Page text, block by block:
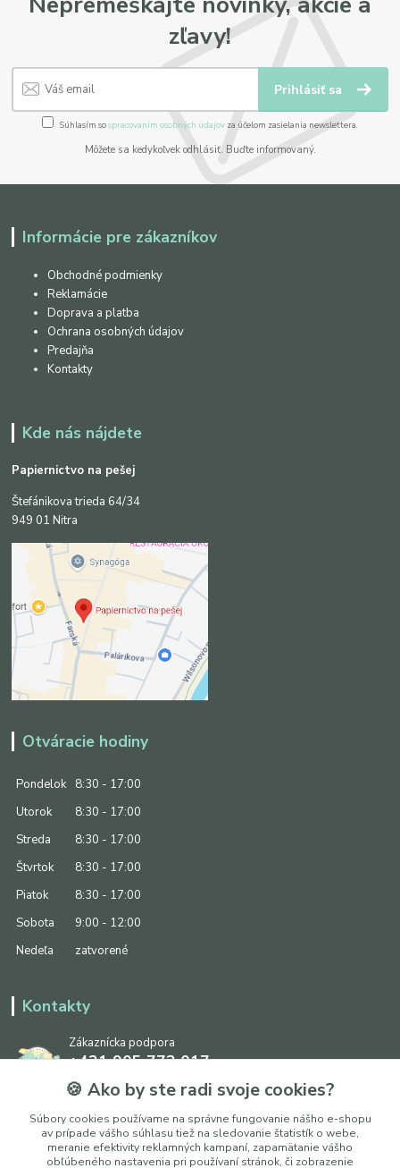
zľavy!
Prihlásiť sa
Súhlasím sospracovaním osobných údajov za účelom zasielania newslettera.
Môžete sa kedykoľvek odhlásiť. Buďte informovaný.
Informácie pre zákazníkov
Obchodné podmienky
Reklamácie
Doprava a platba
Ochrana osobných údajov
Predajňa
Kontakty
Kde nás nájdete
Papiernictvo na pešej
Štefánikova trieda 64/34
949 01 Nitra
Otváracie hodiny
Pondelok
8:30 - 17:00
Utorok
8:30 - 17:00
Streda
8:30 - 17:00
Štvrtok
8:30 - 17:00
Piatok
8:30 - 17:00
Sobota
9:00 - 12:00
Nedeľa
zatvorené
Kontakty
Zákaznícka podpora
+421 905 773 017
(Po-Pia, 8:30 - 17:00, So: 9:00 - 12:00)
info@ipapier.sk
🍪 Ako by ste radi svoje cookies?
Súbory cookies používame na správne fungovanie nášho e-shopu
av prípade vášho súhlasu tiež na sledovanie štatistík o webe,
meranie efektivity reklamných kampaní, zapamätanie vášho
obľúbeného nastavenia pri používaní stránok, či zobrazenie